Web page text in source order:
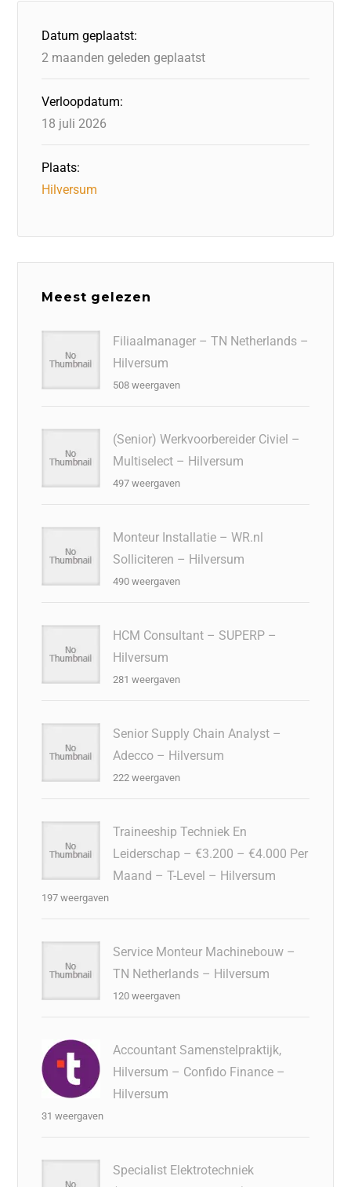
Datum geplaatst:
2 maanden geleden geplaatst
Verloopdatum:
18 juli 2026
Plaats:
Hilversum
Meest gelezen
Filiaalmanager – TN Netherlands –
Hilversum
508 weergaven
(Senior) Werkvoorbereider Civiel –
Multiselect – Hilversum
497 weergaven
Monteur Installatie – WR.nl
Solliciteren – Hilversum
490 weergaven
HCM Consultant – SUPERP –
Hilversum
281 weergaven
Senior Supply Chain Analyst –
Adecco – Hilversum
222 weergaven
Traineeship Techniek En
Leiderschap – €3.200 – €4.000 Per
Maand – T-Level – Hilversum
197 weergaven
Service Monteur Machinebouw –
TN Netherlands – Hilversum
120 weergaven
Accountant Samenstelpraktijk,
Hilversum – Confido Finance –
Hilversum
31 weergaven
Specialist Elektrotechniek